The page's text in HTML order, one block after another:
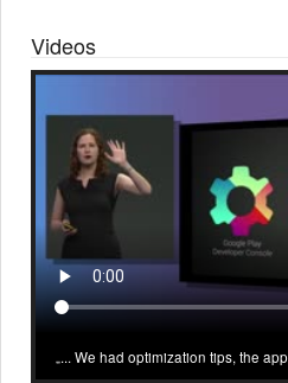
Videos
... We had optimization tips, the